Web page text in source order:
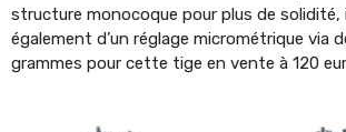
structure monocoque pour plus de solidité,
également d’un réglage micrométrique via
grammes pour cette tige en vente à 120